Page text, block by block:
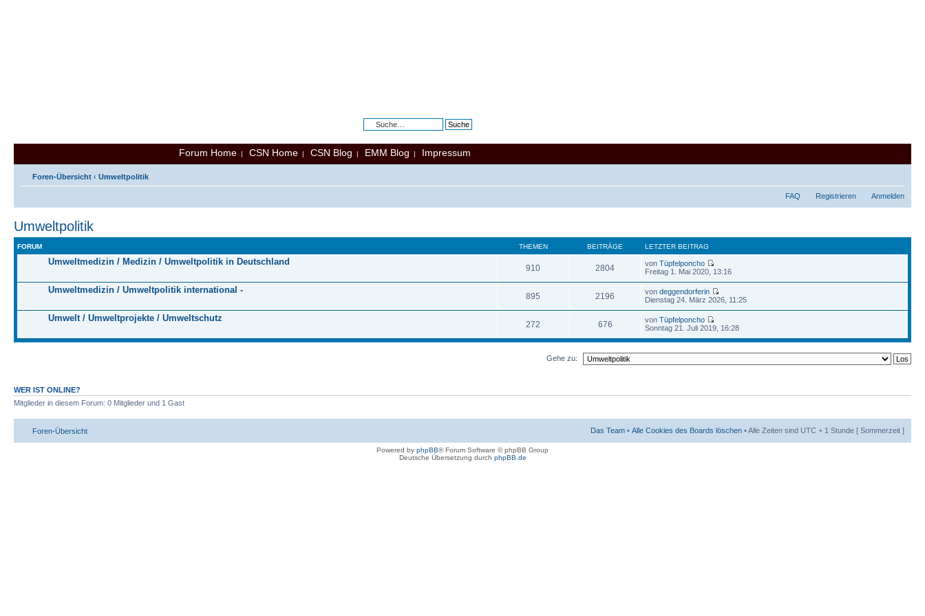
Forum Home | CSN Home | CSN Blog | EMM Blog | Impressum
Foren-Übersicht ‹ Umweltpolitik
FAQ Registrieren Anmelden
Umweltpolitik
FORUM THEMEN BEITRÄGE LETZTER BEITRAG
Umweltmedizin / Medizin / Umweltpolitik in Deutschland
910 2804 vonTüpfelponcho
Freitag 1. Mai 2020, 13:16
Umweltmedizin / Umweltpolitik international -
895 2196 vondeggendorferin
Dienstag 24. März 2026, 11:25
Umwelt / Umweltprojekte / Umweltschutz
272 676 vonTüpfelponcho
Sonntag 21. Juli 2019, 16:28
Gehe zu:
WER IST ONLINE?
Mitglieder in diesem Forum: 0 Mitglieder und 1 Gast
Foren-Übersicht Das Team • Alle Cookies des Boards löschen • Alle Zeiten sind UTC + 1 Stunde [ Sommerzeit ]
Powered by phpBB® Forum Software © phpBB Group
Deutsche Übersetzung durch phpBB.de